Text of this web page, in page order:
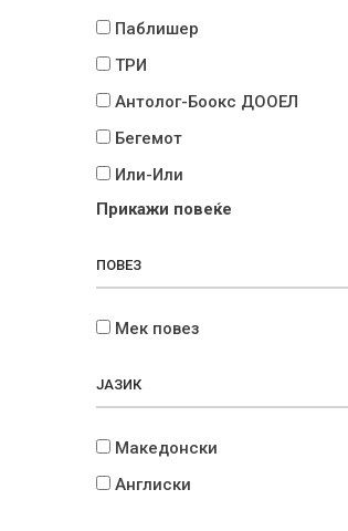
Паблишер
ТРИ
Антолог-Боокс ДООЕЛ
Бегемот
Или-Или
Прикажи повеќе
ПОВЕЗ
Мек повез
ЈАЗИК
Македонски
Англиски